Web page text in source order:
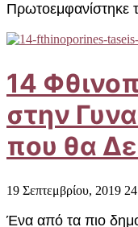
Πρωτοεμφανίστηκε
14
στην
που θα
19 Σεπτεμβρίου, 2019
Ένα από τα πιο